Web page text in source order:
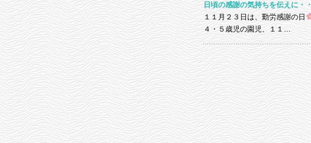
日頃の感謝の気持ちを伝えに・・
１１月２３日は、勤労感謝の日
４・５歳児の園児、１１…